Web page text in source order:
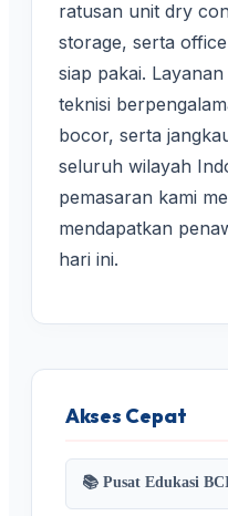
ratusan unit dry
storage, serta
siap pakai.
teknisi
bocor, serta
seluruh wilayah
pemasaran kami
mendapatkan
hari ini.
Akses Cepat
📚 Pusat Edukasi